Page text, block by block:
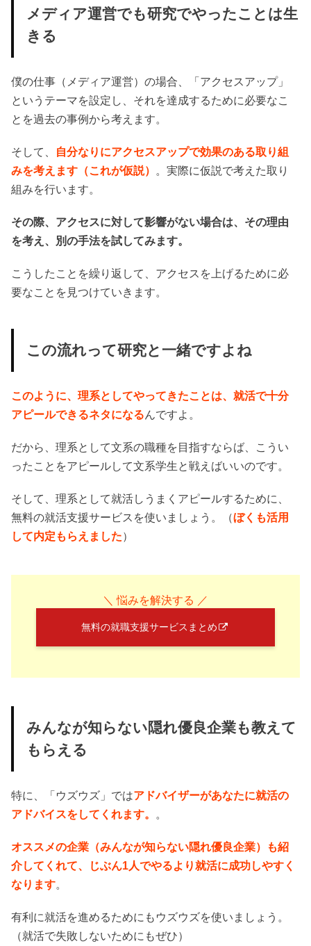
メディア運営でも研究でやったことは生
きる
僕の仕事（メディア運営）の場合、「アクセスアップ」
というテーマを設定し、それを達成するために必要なこ
とを過去の事例から考えます。
そして、 自分なりにアクセスアップで効果のある取り組
みを考えます（これが仮説） 。実際に仮説で考えた取り
組みを行います。
その際、アクセスに対して影響がない場合は、その理由
を考え、別の手法を試してみます。
こうしたことを繰り返して、アクセスを上げるために必
要なことを見つけていきます。
この流れって研究と一緒ですよね
このように、理系としてやってきたことは、就活で十分
アピールできるネタになるんですよ。
だから、理系として文系の職種を目指すならば、こうい
ったことをアピールして文系学生と戦えばいいのです。
そして、理系として就活しうまくアピールするために、
無料の就活支援サービスを使いましょう。（ぼくも活用
して内定もらえました）
＼ 悩みを解決する ／
無料の就職支援サービスまとめ
みんなが知らない隠れ優良企業も教えて
もらえる
特に、「ウズウズ」ではアドバイザーがあなたに就活の
アドバイスをしてくれます。 。
オススメの企業（みんなが知らない隠れ優良企業）も紹
介してくれて、じぶん1人でやるより就活に成功しやすく
なります。
有利に就活を進めるためにもウズウズを使いましょう。
（就活で失敗しないためにもぜひ）